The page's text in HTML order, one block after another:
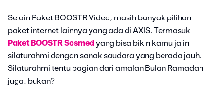
Selain Paket BOOSTR Video, masih banyak pilihan
paket internet lainnya yang ada di AXIS. Termasuk
Paket BOOSTR Sosmed yang bisa bikin kamu jalin
silaturahmi dengan sanak saudara yang berada jauh.
Silaturahmi tentu bagian dari amalan Bulan Ramadan
juga, bukan?